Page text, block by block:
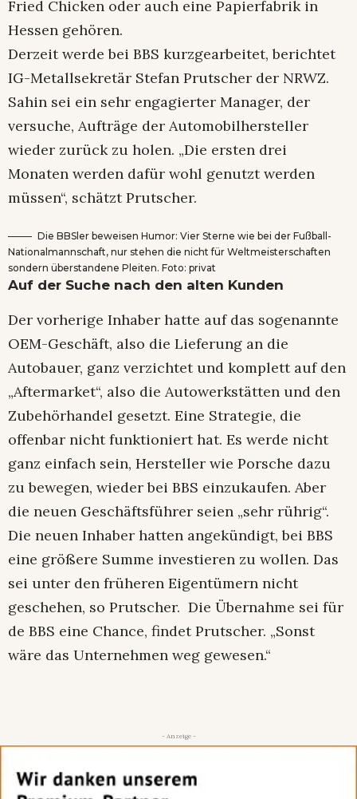
Fried Chicken oder auch eine Papierfabrik in
Hessen gehören.
Derzeit werde bei BBS kurzgearbeitet, berichtet
IG-Metallsekretär Stefan Prutscher der NRWZ.
Sahin sei ein sehr engagierter Manager, der
versuche, Aufträge der Automobilhersteller
wieder zurück zu holen. „Die ersten drei
Monaten werden dafür wohl genutzt werden
müssen“, schätzt Prutscher.
Die BBSler beweisen Humor: Vier Sterne wie bei der Fußball-
Nationalmannschaft, nur stehen die nicht für Weltmeisterschaften
sondern überstandene Pleiten. Foto: privat
Auf der Suche nach den alten Kunden
Der vorherige Inhaber hatte auf das sogenannte
OEM-Geschäft, also die Lieferung an die
Autobauer, ganz verzichtet und komplett auf den
„Aftermarket“, also die Autowerkstätten und den
Zubehörhandel gesetzt. Eine Strategie, die
offenbar nicht funktioniert hat. Es werde nicht
ganz einfach sein, Hersteller wie Porsche dazu
zu bewegen, wieder bei BBS einzukaufen. Aber
die neuen Geschäftsführer seien „sehr rührig“.
Die neuen Inhaber hatten angekündigt, bei BBS
eine größere Summe investieren zu wollen. Das
sei unter den früheren Eigentümern nicht
geschehen, so Prutscher. Die Übernahme sei für
de BBS eine Chance, findet Prutscher. „Sonst
wäre das Unternehmen weg gewesen.“
- Anzeige -